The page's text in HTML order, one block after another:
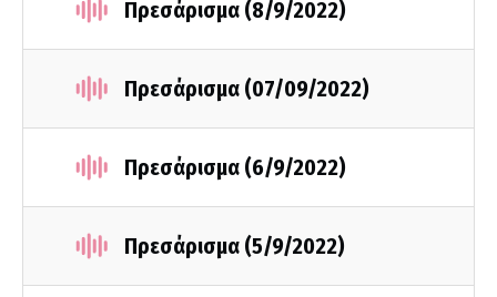
Πρεσάρισμα (8/9/2022)
Πρεσάρισμα (07/09/2022)
Πρεσάρισμα (6/9/2022)
Πρεσάρισμα (5/9/2022)